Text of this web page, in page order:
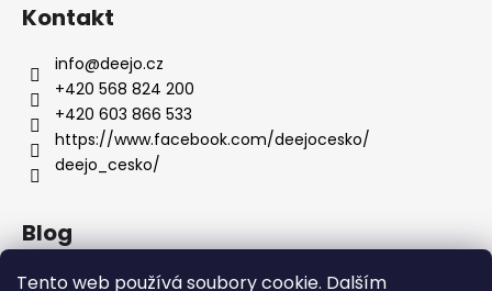
Tento web používá soubory cookie. Dalším
Kontakt
info@deejo.cz
+420 568 824 200
+420 603 866 533
https://www.facebook.com/deejocesko/
deejo_cesko/
Blog
Anatomie nožů Deejo